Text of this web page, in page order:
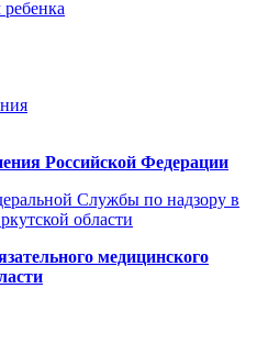
Росcийской Федерации
Службы по надзору в
области
медицинского